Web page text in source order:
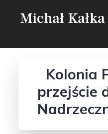
Michał Kałka
Kolonia
przejście